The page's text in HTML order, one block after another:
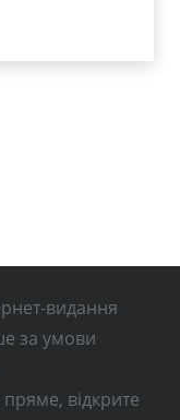
видання
за умови
відкрите